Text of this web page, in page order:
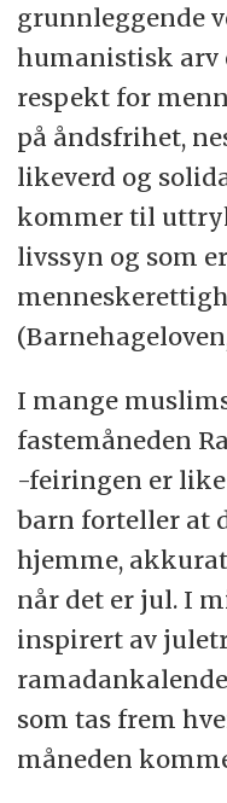
grunnleggende
humanistisk arv
respekt for
på åndsfrihet,
likeverd og
kommer til
livssyn og som
I mange
fastemåneden
-feiringen er
barn forteller at
hjemme,
når det er jul. I
inspirert av
som tas frem
måneden